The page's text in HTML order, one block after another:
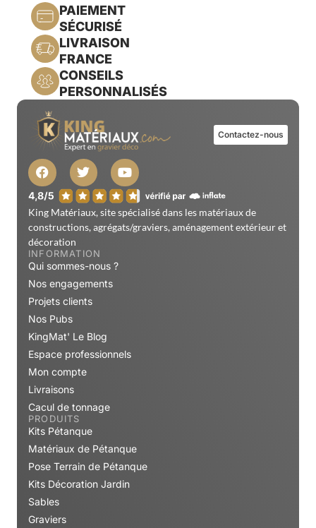
PAIEMENT
SÉCURISÉ
LIVRAISON
FRANCE
CONSEILS
PERSONNALISÉS
Contactez-nous
King Matériaux, site spécialisé dans les matériaux de
constructions, agrégats/graviers, aménagement extérieur et
décoration
INFORMATION
Qui sommes-nous ?
Nos engagements
Projets clients
Nos Pubs
KingMat' Le Blog
Espace professionnels
Mon compte
Livraisons
Cacul de tonnage
PRODUITS
Kits Pétanque
Matériaux de Pétanque
Pose Terrain de Pétanque
Kits Décoration Jardin
Sables
Graviers